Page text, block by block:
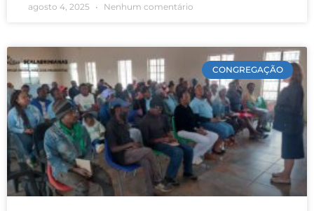
agosto 4, 2025 Nenhum comentário
CONGREGAÇÃO